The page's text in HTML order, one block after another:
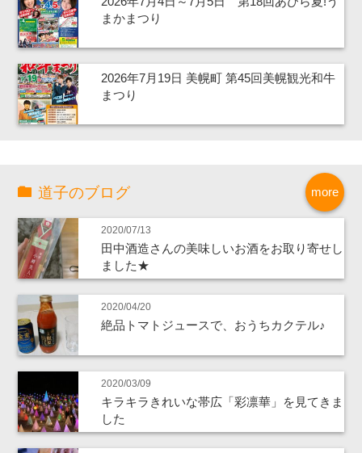
まかまつり
2026年7月19日 美幌町 第45回美幌観光和牛
まつり
more
道子のブログ
2020/07/13
田中酒造さんの美味しいお酒をお取り寄せし
ました★
2020/04/20
絶品トマトジュースで、おうちカクテル♪
2020/03/09
キラキラきれいな帯広「彩凛華」を見てきま
した